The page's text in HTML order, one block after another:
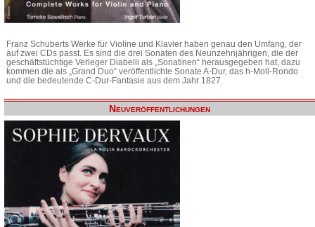
Franz Schuberts Werke für Violine und Klavier haben genau den Umfang, der
auf zwei CDs passt. Es sind die drei Sonaten des Neunzehnjährigen, die der
geschäftstüchtige Verleger Diabelli als „Sonatinen“ herausgegeben hat, dazu
kommen die als „Grand Duo“ veröffentlichte Sonate A-Dur, das h-Moll-Rondo
und die bedeutende C-Dur-Fantasie aus dem Jahr 1827.
Neuveröffentlichungen